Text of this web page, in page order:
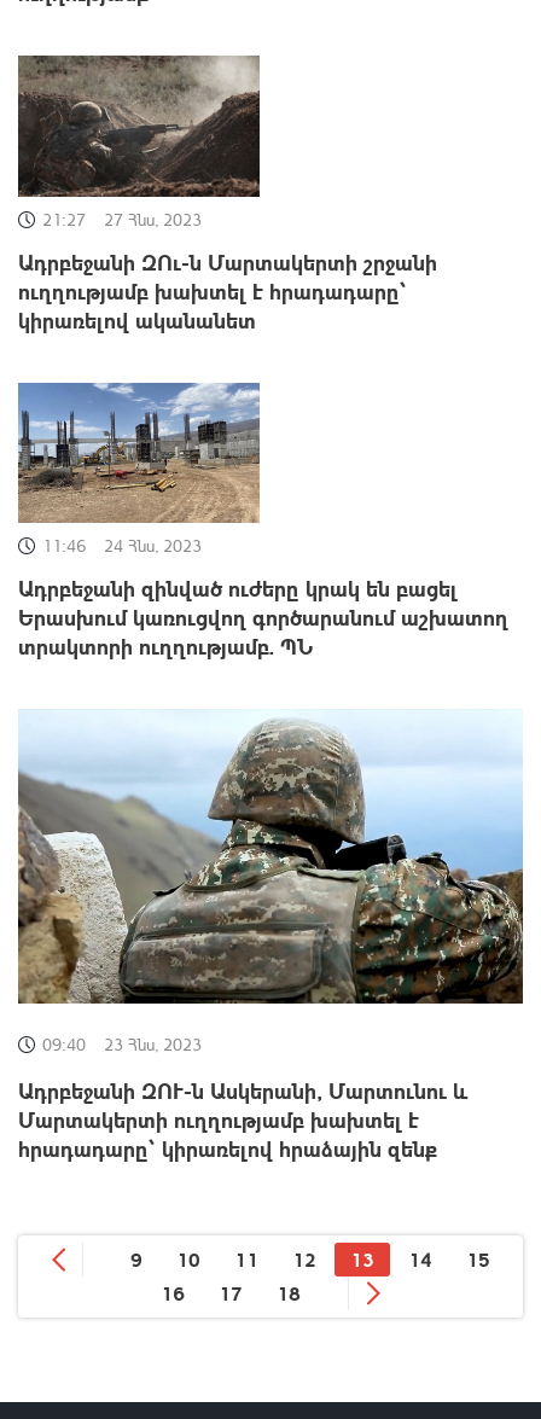
21:27 27 Հնս, 2023
Ադրբեջանի ԶՈւ-ն Մարտակերտի շրջանի
ուղղությամբ խախտել է հրադադարը`
կիրառելով ականանետ
11:46 24 Հնս, 2023
Ադրբեջանի զինված ուժերը կրակ են բացել
Երասխում կառուցվող գործարանում աշխատող
տրակտորի ուղղությամբ. ՊՆ
09:40 23 Հնս, 2023
Ադրբեջանի ԶՈՒ-ն Ասկերանի, Մարտունու և
Մարտակերտի ուղղությամբ խախտել է
հրադադարը` կիրառելով հրաձային զենք
9 10 11 12 13 14
15
16
17 18